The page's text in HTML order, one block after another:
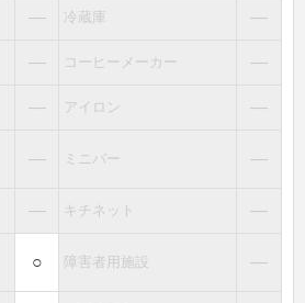
― 冷蔵庫 ―
― コーヒーメーカー ―
― アイロン ―
― ミニバー ―
― キチネット ―
○ 障害者用施設 ―